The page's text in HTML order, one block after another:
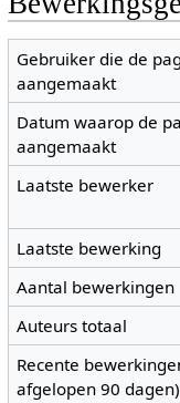
Gebruiker die de
aangemaakt
Datum waarop de
aangemaakt
Laatste bewerker
Laatste bewerking
Aantal bewerkingen
Auteurs totaal
Recente
afgelopen 90 dagen)